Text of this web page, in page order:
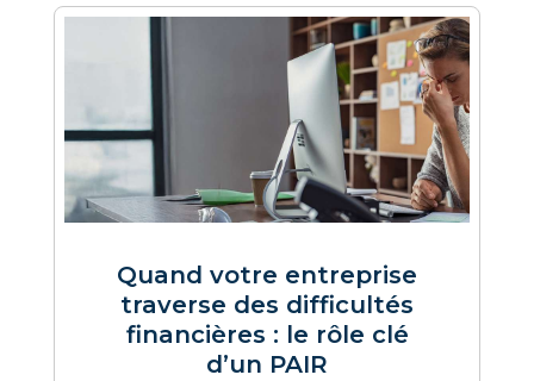
Quand votre entreprise
traverse des difficultés
financières : le rôle clé
d’un PAIR